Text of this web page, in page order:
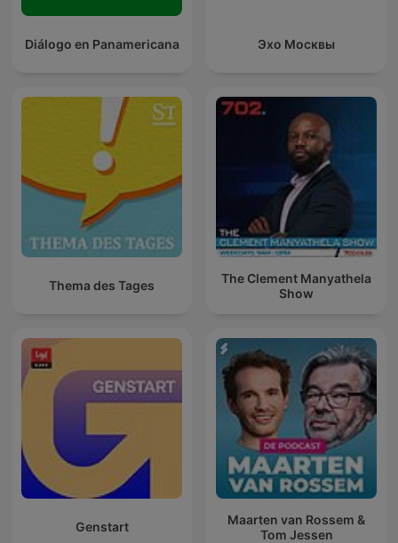
Diálogo en Panamericana Эхо Москвы
Thema des Tages
The Clement Manyathela
Show
Genstart
Maarten van Rossem &
Tom Jessen